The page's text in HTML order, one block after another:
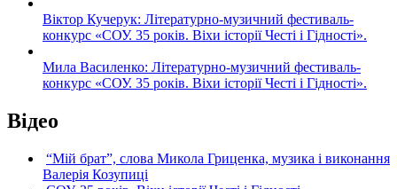
Віктор Кучерук: Літературно-музичний фестиваль-
конкурс «СОУ. 35 років. Віхи історії Честі і Гідності».
Мила Василенко: Літературно-музичний фестиваль-
конкурс «СОУ. 35 років. Віхи історії Честі і Гідності».
Відео
“Мій брат”, слова Микола Гриценка, музика і виконання
Валерія Козупиці